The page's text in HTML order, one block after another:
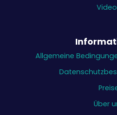
Allgemeine
Über